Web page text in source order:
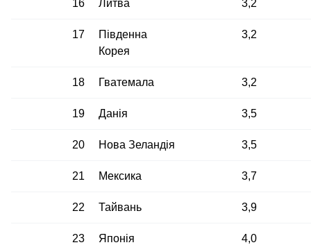
16 Литва 3,2
17
Південна
Корея
3,2
18 Гватемала 3,2
19 Данія 3,5
20 Нова Зеландія 3,5
21 Мексика 3,7
22 Тайвань 3,9
23 Японія 4,0